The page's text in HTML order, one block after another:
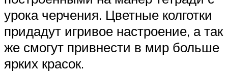
урока черчения. Цветные колготки
придадут игривое настроение, а так
же смогут привнести в мир больше
ярких красок.